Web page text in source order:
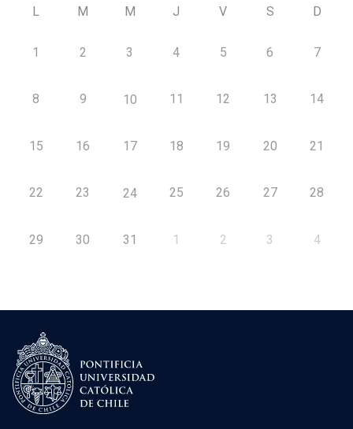
L M M J V S D
1 2 3 4 5 6 7
8 9 10 11 12 13 14
15 16 17 18 19 20 21
22 23 24 25 26 27 28
29 30 31 1 2 3 4